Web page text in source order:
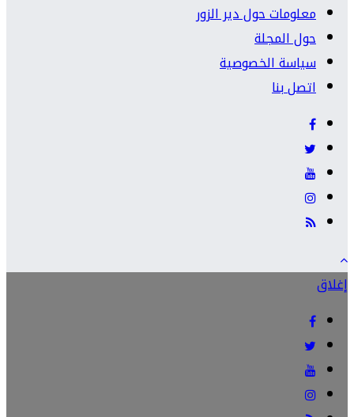
معلومات حول دير الزور
حول المجلة
سياسة الخصوصية
اتصل بنا
إغلاق